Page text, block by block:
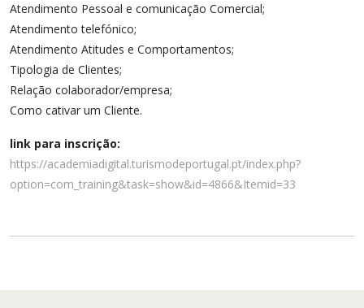
Atendimento Pessoal e comunicação Comercial;
Atendimento telefónico;
Atendimento Atitudes e Comportamentos;
Tipologia de Clientes;
Relação colaborador/empresa;
Como cativar um Cliente.
link para inscrição:
https://academiadigital.turismodeportugal.pt/index.php?
option=com_training&task=show&id=4866&Itemid=33